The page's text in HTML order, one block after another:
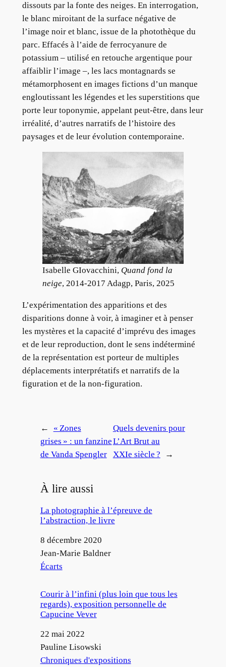
dissouts par la fonte des neiges. En interrogation,
le blanc miroitant de la surface négative de
l’image noir et blanc, issue de la photothèque du
parc. Effacés à l’aide de ferrocyanure de
potassium – utilisé en retouche argentique pour
affaiblir l’image –, les lacs montagnards se
métamorphosent en images fictions d’un manque
engloutissant les légendes et les superstitions que
porte leur toponymie, appelant peut-être, dans leur
irréalité, d’autres narratifs de l’histoire des
paysages et de leur évolution contemporaine.
Isabelle GIovacchini, Quand fond la
neige, 2014-2017 Adagp, Paris, 2025
L’expérimentation des apparitions et des
disparitions donne à voir, à imaginer et à penser
les mystères et la capacité d’imprévu des images
et de leur reproduction, dont le sens indéterminé
de la représentation est porteur de multiples
déplacements interprétatifs et narratifs de la
figuration et de la non-figuration.
←
« Zones
grises » : un fanzine
de Vanda Spengler
Quels devenirs pour
L’Art Brut au
XXIe siècle ?
→
À lire aussi
La photographie à l’épreuve de
l’abstraction, le livre
Date
8 décembre 2020
Auteur
Jean-Marie Baldner
Par rapport à
Écarts
Courir à l’infini (plus loin que tous les
regards), exposition personnelle de
Capucine Vever
Date
22 mai 2022
Auteur
Pauline Lisowski
Par rapport à
Chroniques d'expositions